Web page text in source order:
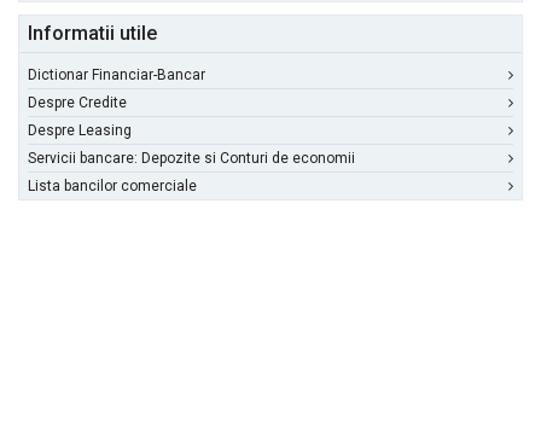
Informatii utile
Dictionar Financiar-Bancar
Despre Credite
Despre Leasing
Servicii bancare: Depozite si Conturi de economii
Lista bancilor comerciale